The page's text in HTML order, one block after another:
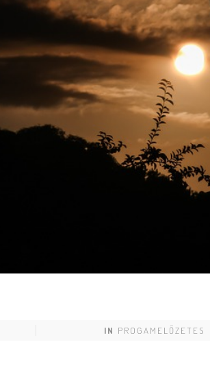
IN PROGAMELŐZETES